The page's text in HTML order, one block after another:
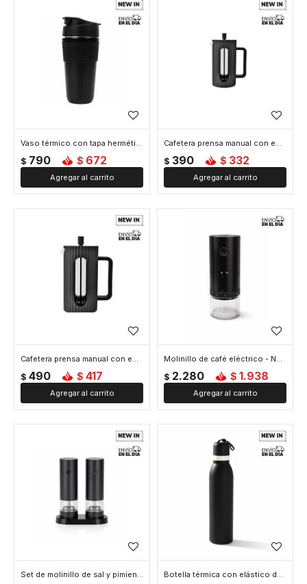
Vaso térmico con tapa hermética 450ml - Negro
$ 790 $ 672
Cafetera prensa manual con embolo facetada - 350ml - Negro
$ 390 $ 332
Cafetera prensa manual con embolo facetada - 600ml - Negro
$ 490 $ 417
Molinillo de café eléctrico - Negro
$ 2.280 $ 1.938
Set de molinillo de sal y pimienta eléctrico - Negro Botella térmica con elástico de agarre 700ml - Negro